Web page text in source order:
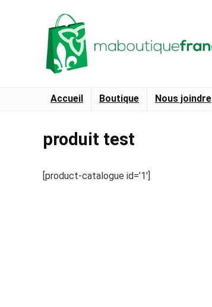
Accueil Boutique Nous joindre
produit test
[product-catalogue id=’1′]